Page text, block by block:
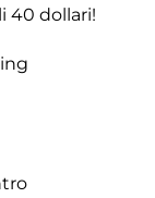
40 dollari!